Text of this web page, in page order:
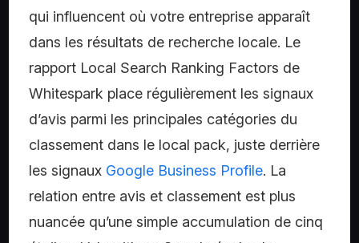
qui influencent où votre entreprise apparaît
dans les résultats de recherche locale. Le
rapport Local Search Ranking Factors de
Whitespark place régulièrement les signaux
d’avis parmi les principales catégories du
classement dans le local pack, juste derrière
les signaux Google Business Profile. La
relation entre avis et classement est plus
nuancée qu’une simple accumulation de cinq